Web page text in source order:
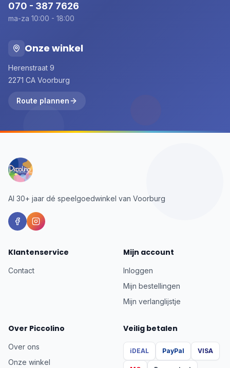
070 - 387 7626
ma-za 10:00 - 18:00
Onze winkel
Herenstraat 9
2271 CA Voorburg
Route plannen
Al 30+ jaar dé speelgoedwinkel van Voorburg
Klantenservice
Contact
Mijn account
Inloggen
Mijn bestellingen
Mijn verlanglijstje
Over Piccolino
Over ons
Onze winkel
Veilig betalen
iDEAL PayPal VISA